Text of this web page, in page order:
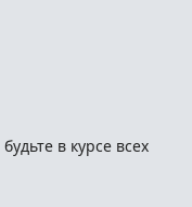
будьте в курсе всех